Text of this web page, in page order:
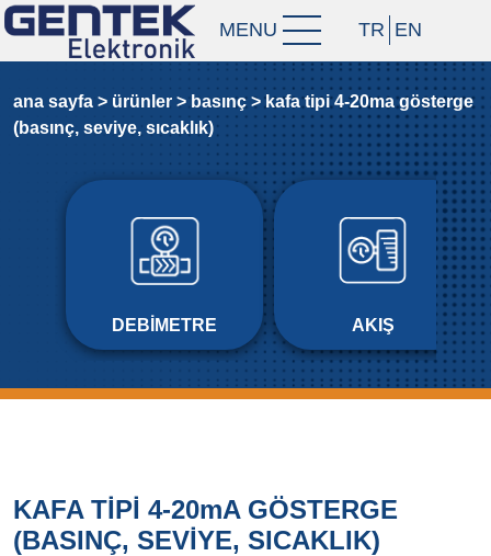
MENU TR EN
ana sayfa > ürünler > basınç >kafa ti̇pi̇ 4-20ma gösterge
(basinç, sevi̇ye, sicaklik)
DEBIMETRE AKIŞ
KAFA TİPİ 4-20mA GÖSTERGE
(BASINÇ, SEVİYE, SICAKLIK)